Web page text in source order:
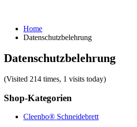
Home
Datenschutzbelehrung
Datenschutzbelehrung
(Visited 214 times, 1 visits today)
Shop-Kategorien
Cleenbo® Schneidebrett